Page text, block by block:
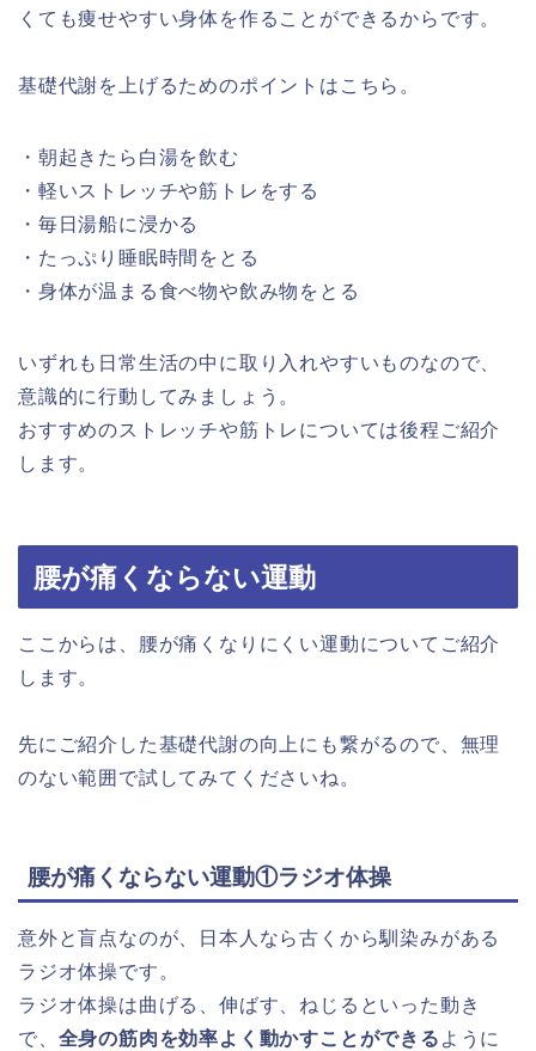
くても痩せやすい身体を作ることができるからです。
基礎代謝を上げるためのポイントはこちら。
・朝起きたら白湯を飲む
・軽いストレッチや筋トレをする
・毎日湯船に浸かる
・たっぷり睡眠時間をとる
・身体が温まる食べ物や飲み物をとる
いずれも日常生活の中に取り入れやすいものなので、
意識的に行動してみましょう。
おすすめのストレッチや筋トレについては後程ご紹介
します。
腰が痛くならない運動
ここからは、腰が痛くなりにくい運動についてご紹介
します。
先にご紹介した基礎代謝の向上にも繋がるので、無理
のない範囲で試してみてくださいね。
腰が痛くならない運動①ラジオ体操
意外と盲点なのが、日本人なら古くから馴染みがある
ラジオ体操です。
ラジオ体操は曲げる、伸ばす、ねじるといった動き
で、 全身の筋肉を効率よく動かすことができる ように